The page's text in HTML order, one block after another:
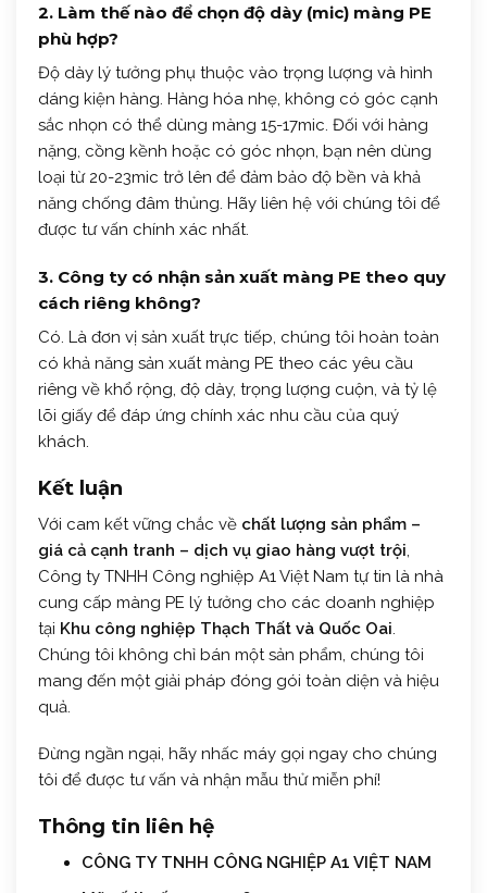
2. Làm thế nào để chọn độ dày (mic) màng PE
phù hợp?
Độ dày lý tưởng phụ thuộc vào trọng lượng và hình
dáng kiện hàng. Hàng hóa nhẹ, không có góc cạnh
sắc nhọn có thể dùng màng 15-17mic. Đối với hàng
nặng, cồng kềnh hoặc có góc nhọn, bạn nên dùng
loại từ 20-23mic trở lên để đảm bảo độ bền và khả
năng chống đâm thủng. Hãy liên hệ với chúng tôi để
được tư vấn chính xác nhất.
3. Công ty có nhận sản xuất màng PE theo quy
cách riêng không?
Có. Là đơn vị sản xuất trực tiếp, chúng tôi hoàn toàn
có khả năng sản xuất màng PE theo các yêu cầu
riêng về khổ rộng, độ dày, trọng lượng cuộn, và tỷ lệ
lõi giấy để đáp ứng chính xác nhu cầu của quý
khách.
Kết luận
Với cam kết vững chắc về chất lượng sản phẩm –
giá cả cạnh tranh – dịch vụ giao hàng vượt trội,
Công ty TNHH Công nghiệp A1 Việt Nam tự tin là nhà
cung cấp màng PE lý tưởng cho các doanh nghiệp
tại Khu công nghiệp Thạch Thất và Quốc Oai.
Chúng tôi không chỉ bán một sản phẩm, chúng tôi
mang đến một giải pháp đóng gói toàn diện và hiệu
quả.
Đừng ngần ngại, hãy nhấc máy gọi ngay cho chúng
tôi để được tư vấn và nhận mẫu thử miễn phí!
Thông tin liên hệ
CÔNG TY TNHH CÔNG NGHIỆP A1 VIỆT NAM